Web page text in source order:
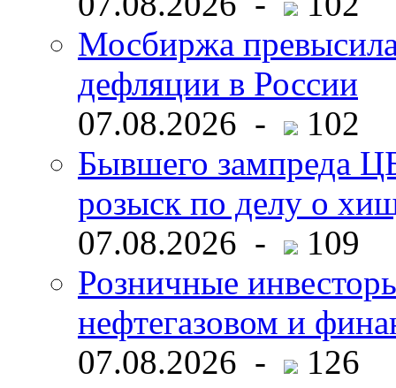
Мосбиржа
дефляции в России
07.08.2026 -
102
Бывшего зампреда
розыск по делу о
07.08.2026 -
109
Розничные
нефтегазовом и
07.08.2026 -
126